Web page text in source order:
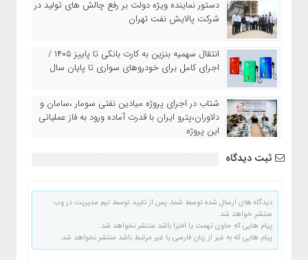
دستور نماینده ویژه دولت بر رفع چالش های تولید در
شرکت پالایش نفت تهران
انتقال سهمیه بنزین به کارت بانکی تا پاییز ۱۴۰۵ /
اجرای کامل برای خودروهای سواری تا پایان سال
شتاب در اجرای پروژه میادین نفتی سومار ،سامان و
دلاوران،پترو ایران با قدرت آماده ورود به فاز عملیاتی
این پروژه
ثبت دیدگاه
دیدگاه های ارسال شده توسط شما، پس از تایید توسط تیم مدیریت در وب
منتشر خواهد شد.
پیام هایی که حاوی تهمت یا افترا باشد منتشر نخواهد شد.
پیام هایی که به غیر از زبان فارسی یا غیر مرتبط باشد منتشر نخواهد شد.